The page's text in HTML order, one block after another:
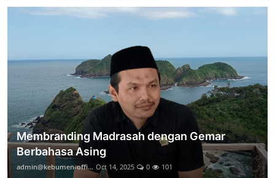
Membranding Madrasah dengan Gemar
Berbahasa Asing
admin@kebumen-offi... Oct 14, 2025 0 101